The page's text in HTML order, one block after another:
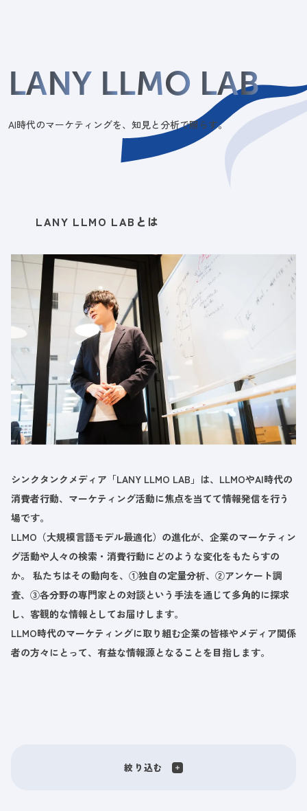
LANY LLMO LAB
AI時代のマーケティングを、知見と分析で照らす。
LANY LLMO LABとは
シンクタンクメディア「LANY LLMO LAB」は、LLMOやAI時代の
消費者行動、マーケティング活動に焦点を当てて情報発信を行う
場です。
LLMO（大規模言語モデル最適化）の進化が、企業のマーケティン
グ活動や人々の検索・消費行動にどのような変化をもたらすの
か。 私たちはその動向を、①独自の定量分析、②アンケート調
査、③各分野の専門家との対談という手法を通じて多角的に探求
し、客観的な情報としてお届けします。
LLMO時代のマーケティングに取り組む企業の皆様やメディア関係
者の方々にとって、有益な情報源となることを目指します。
絞り込む